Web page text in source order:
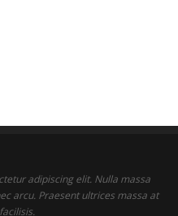
adipiscing elit. Nulla massa
arcu. Praesent ultrices massa at